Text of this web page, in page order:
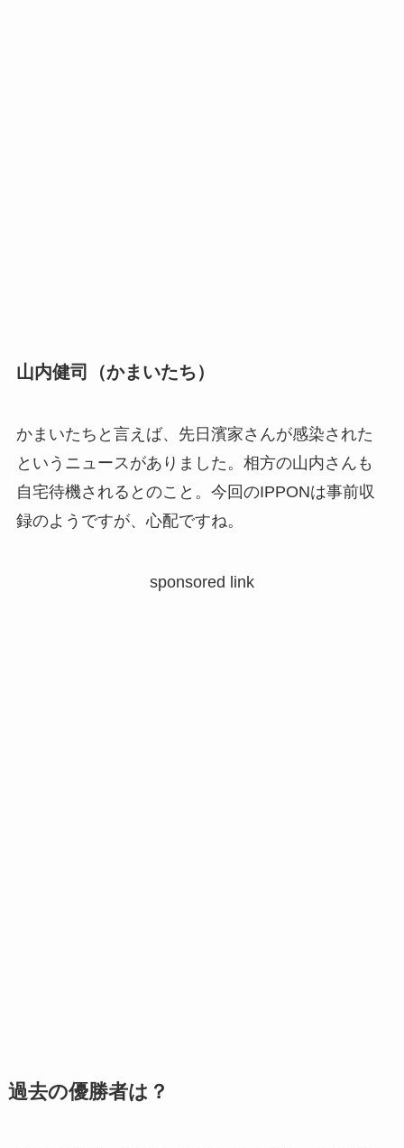
山内健司（かまいたち）
かまいたちと言えば、先日濱家さんが感染された
というニュースがありました。相方の山内さんも
自宅待機されるとのこと。今回のIPPONは事前収
録のようですが、心配ですね。
sponsored link
過去の優勝者は？